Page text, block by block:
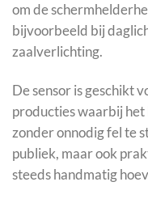
om de
bijvoorbeeld bij
zaalverlichting.
De sensor is geschikt
producties waarbij
zonder onnodig fel te
publiek, maar ook
steeds handmatig